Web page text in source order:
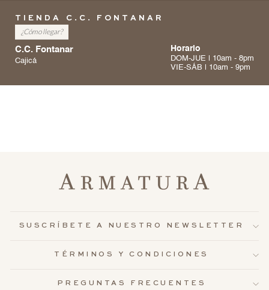
TIENDA C.C. FONTANAR
¿Cómo llegar?
C.C. Fontanar
Cajicá
Horario
DOM-JUE | 10am - 8pm
VIE-SÁB | 10am - 9pm
SUSCRÍBETE A NUESTRO NEWSLETTER
TÉRMINOS Y CONDICIONES
PREGUNTAS FRECUENTES